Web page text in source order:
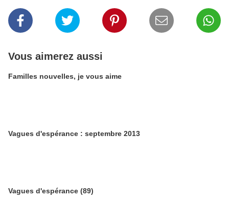
Vous aimerez aussi
Familles nouvelles, je vous aime
Vagues d'espérance : septembre 2013
Vagues d'espérance (89)